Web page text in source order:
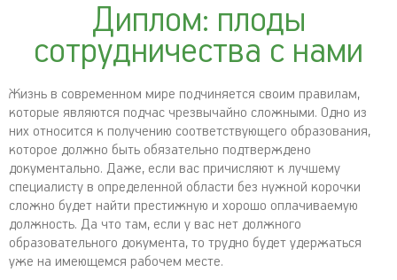
Диплом: плоды
сотрудничества с нами
Жизнь в современном мире подчиняется своим правилам,
которые являются подчас чрезвычайно сложными. Одно из
них относится к получению соответствующего образования,
которое должно быть обязательно подтверждено
документально. Даже, если вас причисляют к лучшему
специалисту в определенной области без нужной корочки
сложно будет найти престижную и хорошо оплачиваемую
должность. Да что там, если у вас нет должного
образовательного документа, то трудно будет удержаться
уже на имеющемся рабочем месте.